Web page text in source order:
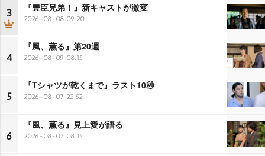
3 『豊臣兄弟！』新キャストが激変
2026-08-08 09:20
4
『風、薫る』第20週
2026-08-09 08:15
5
『Tシャツが乾くまで』ラスト10秒
2026-08-07 22:52
6
『風、薫る』見上愛が語る
2026-08-07 08:15